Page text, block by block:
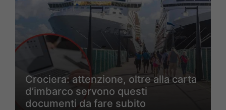
Crociera: attenzione, oltre alla carta
d’imbarco servono questi
documenti da fare subito